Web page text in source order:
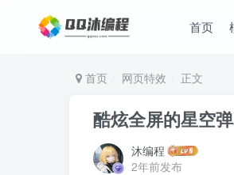
首页
首页 网页特效 正文
酷炫全屏的星空
沐编程
2年前发布